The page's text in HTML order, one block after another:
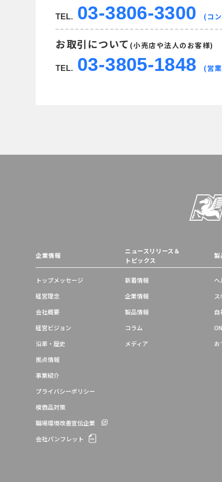
TEL. 03-3806-3300 (コ
お取引について (小売店や法人のお客様)
TEL. 03-3805-1848 (営
企業情報
トップメッセージ
経営理念
会社概要
経営ビジョン
沿革・歴史
拠点情報
事業紹介
プライバシーポリシー
模倣品対策
職場環境改善宣伝企業
会社パンフレット
ニュースリリース＆
トピックス
新着情報
企業情報
製品情報
コラム
メディア
製
ヘ
自
お